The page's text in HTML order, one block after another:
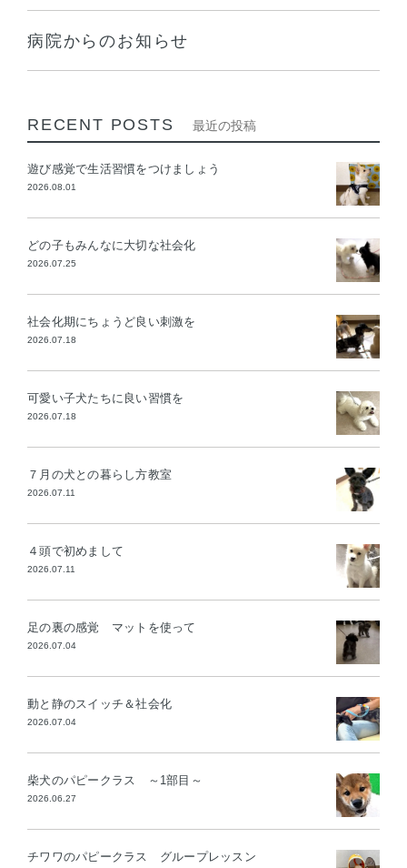
病院からのお知らせ
RECENT POSTS 最近の投稿
遊び感覚で生活習慣をつけましょう
2026.08.01
どの子もみんなに大切な社会化
2026.07.25
社会化期にちょうど良い刺激を
2026.07.18
可愛い子犬たちに良い習慣を
2026.07.18
７月の犬との暮らし方教室
2026.07.11
４頭で初めまして
2026.07.11
足の裏の感覚 マットを使って
2026.07.04
動と静のスイッチ＆社会化
2026.07.04
柴犬のパピークラス ～1部目～
2026.06.27
チワワのパピークラス グループレッスン